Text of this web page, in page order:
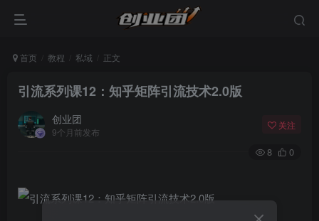
首页 教程 私域 正文
引流系列课12：知乎矩阵引流技术2.0版
创业团
9个月前发布
关注
8 0